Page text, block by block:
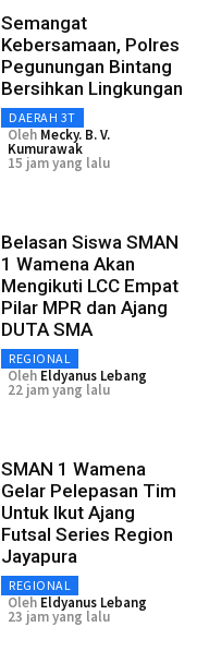
Semangat
Kebersamaan, Polres
Pegunungan Bintang
Bersihkan Lingkungan
DAERAH 3T
Oleh Mecky. B. V.
Kumurawak
15 jam yang lalu
Belasan Siswa SMAN
1 Wamena Akan
Mengikuti LCC Empat
Pilar MPR dan Ajang
DUTA SMA
REGIONAL
Oleh Eldyanus Lebang
22 jam yang lalu
SMAN 1 Wamena
Gelar Pelepasan Tim
Untuk Ikut Ajang
Futsal Series Region
Jayapura
REGIONAL
Oleh Eldyanus Lebang
23 jam yang lalu